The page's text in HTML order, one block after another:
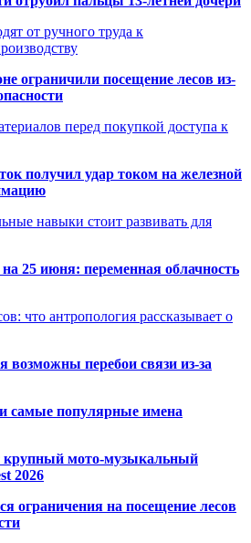
от ручного труда к
ограничили посещение лесов из-
перед покупкой доступа к
получил удар током на железной
навыки стоит развивать для
25 июня: переменная облачность
что антропология рассказывает о
возможны перебои связи из-за
самые популярные имена
крупный мото-музыкальный
2026
ограничения на посещение лесов